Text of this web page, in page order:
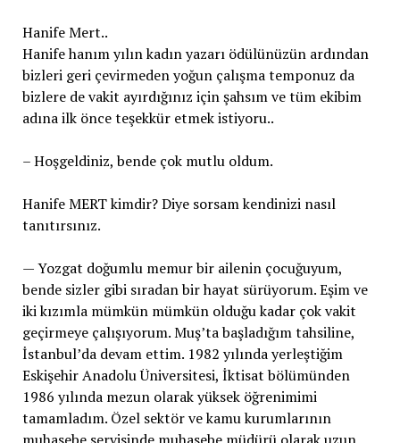
Hanife Mert..
Hanife hanım yılın kadın yazarı ödülünüzün ardından
bizleri geri çevirmeden yoğun çalışma temponuz da
bizlere de vakit ayırdığınız için şahsım ve tüm ekibim
adına ilk önce teşekkür etmek istiyoru..
– Hoşgeldiniz, bende çok mutlu oldum.
Hanife MERT kimdir? Diye sorsam kendinizi nasıl
tanıtırsınız.
— Yozgat doğumlu memur bir ailenin çocuğuyum,
bende sizler gibi sıradan bir hayat sürüyorum. Eşim ve
iki kızımla mümkün mümkün olduğu kadar çok vakit
geçirmeye çalışıyorum. Muş’ta başladığım tahsiline,
İstanbul’da devam ettim. 1982 yılında yerleştiğim
Eskişehir Anadolu Üniversitesi, İktisat bölümünden
1986 yılında mezun olarak yüksek öğrenimimi
tamamladım. Özel sektör ve kamu kurumlarının